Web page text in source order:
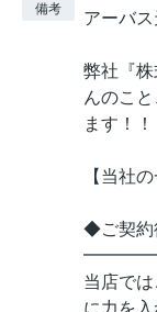
備考 アーバ
弊社『
んのこ
ます！！
【当社
◆ご契約
当店で